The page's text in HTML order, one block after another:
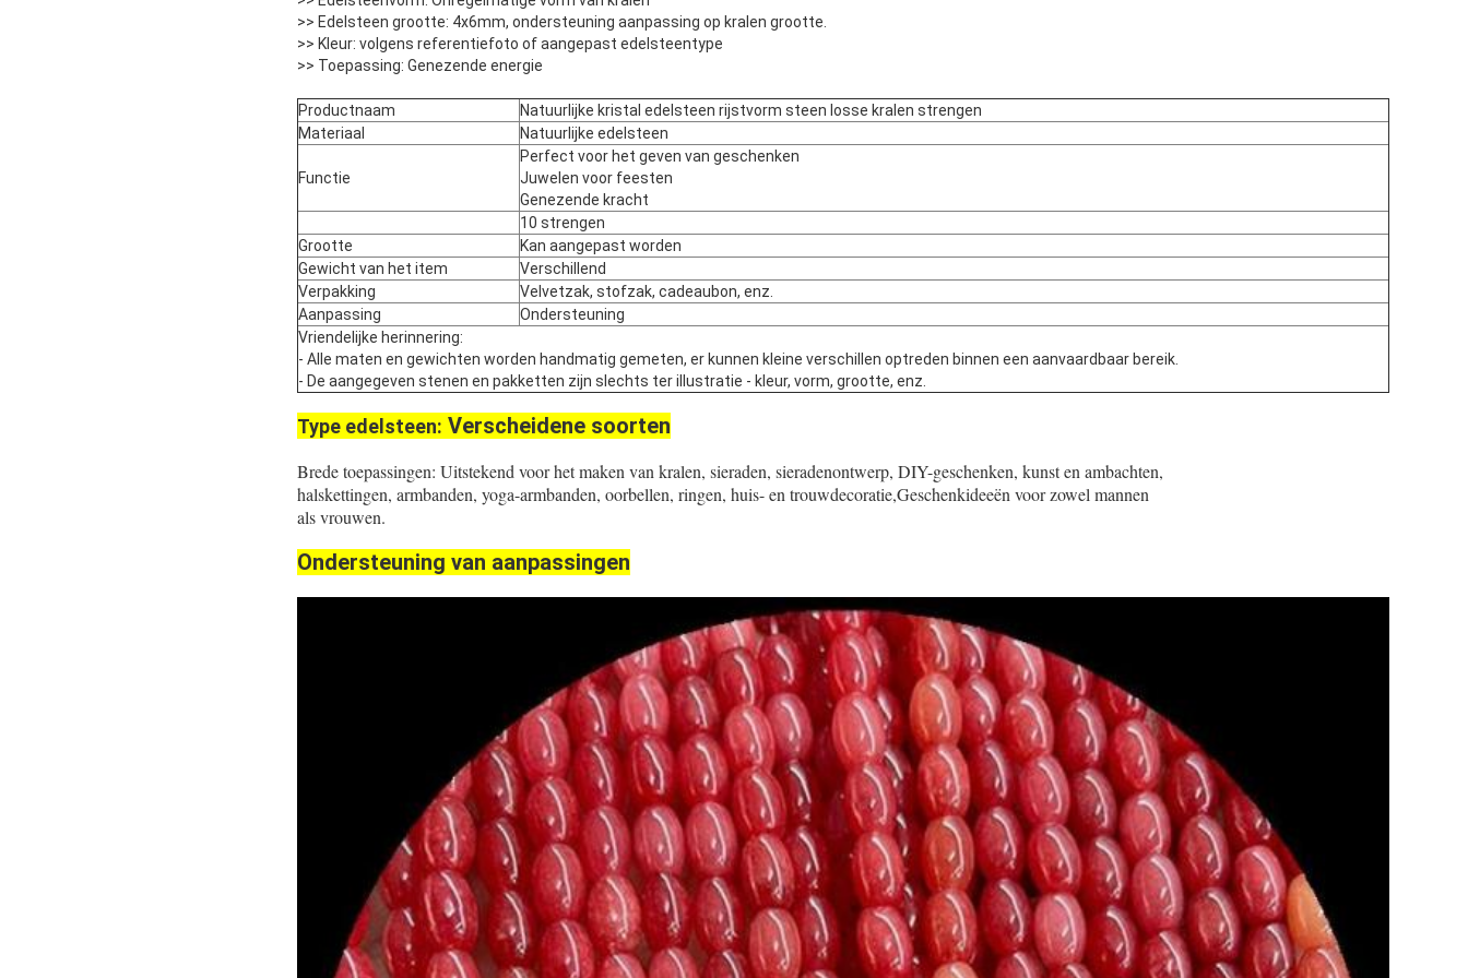
>> Edelsteen grootte: 4x6mm, ondersteuning aanpassing op kralen grootte.
>> Kleur: volgens referentiefoto of aangepast edelsteentype
>> Toepassing: Genezende energie
Productnaam
Natuurlijke kristal edelsteen rijstvorm steen losse kralen strengen
Materiaal
Natuurlijke edelsteen
Functie
Perfect voor het geven van geschenken
Juwelen voor feesten
Genezende kracht
10 strengen
Grootte
Kan aangepast worden
Gewicht van het item
Verschillend
Verpakking
Velvetzak, stofzak, cadeaubon, enz.
Aanpassing
Ondersteuning
Vriendelijke herinnering:
- Alle maten en gewichten worden handmatig gemeten, er kunnen kleine verschillen optreden binnen een aanvaardbaar bereik.
- De aangegeven stenen en pakketten zijn slechts ter illustratie - kleur, vorm, grootte, enz.
Type edelsteen: Verscheidene soorten
Brede toepassingen: Uitstekend voor het maken van kralen, sieraden, sieradenontwerp, DIY-geschenken, kunst en ambachten,
halskettingen, armbanden, yoga-armbanden, oorbellen, ringen, huis- en trouwdecoratie,Geschenkideeën voor zowel mannen
als vrouwen.
Ondersteuning van aanpassingen